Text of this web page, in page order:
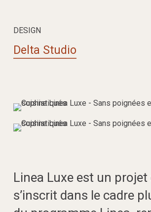
DESIGN
Delta Studio
Linea Luxe est un projet
s’inscrit dans le cadre